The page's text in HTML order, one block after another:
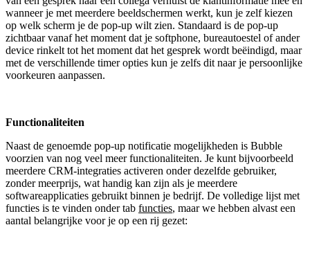
wanneer je met meerdere beeldschermen werkt, kun je zelf kiezen
op welk scherm je de pop-up wilt zien. Standaard is de pop-up
zichtbaar vanaf het moment dat je softphone, bureautoestel of ander
device rinkelt tot het moment dat het gesprek wordt beëindigd, maar
met de verschillende timer opties kun je zelfs dit naar je persoonlijke
voorkeuren aanpassen.
Functionaliteiten
Naast de genoemde pop-up notificatie mogelijkheden is Bubble
voorzien van nog veel meer functionaliteiten. Je kunt bijvoorbeeld
meerdere CRM-integraties activeren onder dezelfde gebruiker,
zonder meerprijs, wat handig kan zijn als je meerdere
softwareapplicaties gebruikt binnen je bedrijf. De volledige lijst met
functies is te vinden onder tab functies, maar we hebben alvast een
aantal belangrijke voor je op een rij gezet: